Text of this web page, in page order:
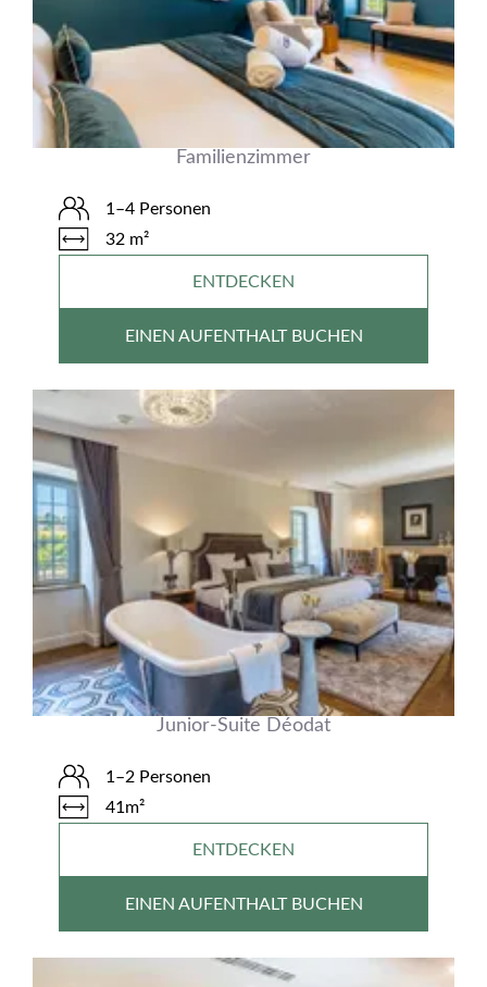
Familienzimmer
1–4 Personen
32 m²
ENTDECKEN
EINEN AUFENTHALT BUCHEN
Junior-Suite Déodat
1–2 Personen
41m²
ENTDECKEN
EINEN AUFENTHALT BUCHEN